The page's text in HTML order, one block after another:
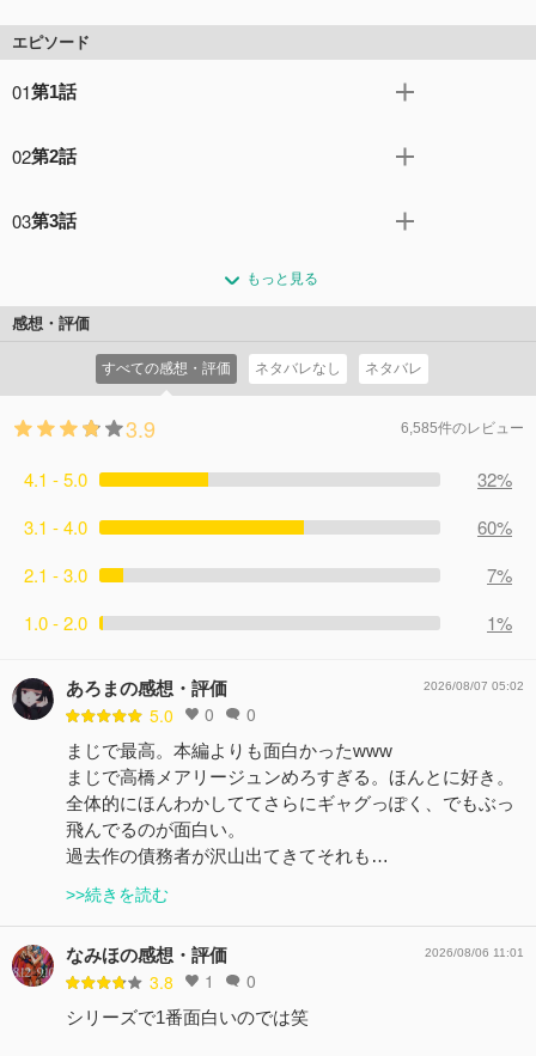
エピソード
01第1話
は、右腕の村井（マキタスポーツ）に加え、ケツモチのヤ
う。 かつてサイハラに追い込まれ死にかけた愛沢（中尾明
02第2話
（高橋メアリージュン）は柄崎（やべきょうすけ）や高田
ルにハマり借金。愛沢（中尾明慶）を追い込むサイハラに
半グレのボス・キサヤマ（野村周平）との対決が迫る。
コメント26件
03第3話
10（藤本涼）を脅し愛沢夫妻（中尾明慶・木南晴夏）のラ
ーメン屋の宣伝部長にする。 まずいラーメン屋でハザマ
サヤマ（野村周平）と熊倉（光石研）の過去の因縁を聞
く。
コメント23件 拍手59回
もっと見る
感想・評価
すべての感想・評価 ネタバレなし ネタバレ
3.9 6,585件のレビュー
4.1 - 5.0
32%
3.1 - 4.0
60%
2.1 - 3.0
7%
1.0 - 2.0
1%
あろまの感想・評価
5.0 0 0
2026/08/07 05:02
まじで最高。本編よりも面白かったwww
まじで高橋メアリージュンめろすぎる。ほんとに好き。
全体的にほんわかしててさらにギャグっぽく、でもぶっ
飛んでるのが面白い。
過去作の債務者が沢山出てきてそれも…
>>続きを読む
なみほの感想・評価
3.8 1 0
2026/08/06 11:01
シリーズで1番面白いのでは笑